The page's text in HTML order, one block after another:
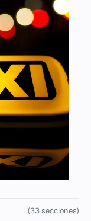
(33 secciones)